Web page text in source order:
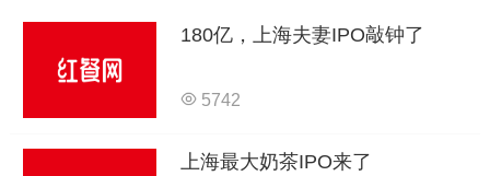
180亿，上海夫妻IPO敲钟了
5742
上海最大奶茶IPO来了